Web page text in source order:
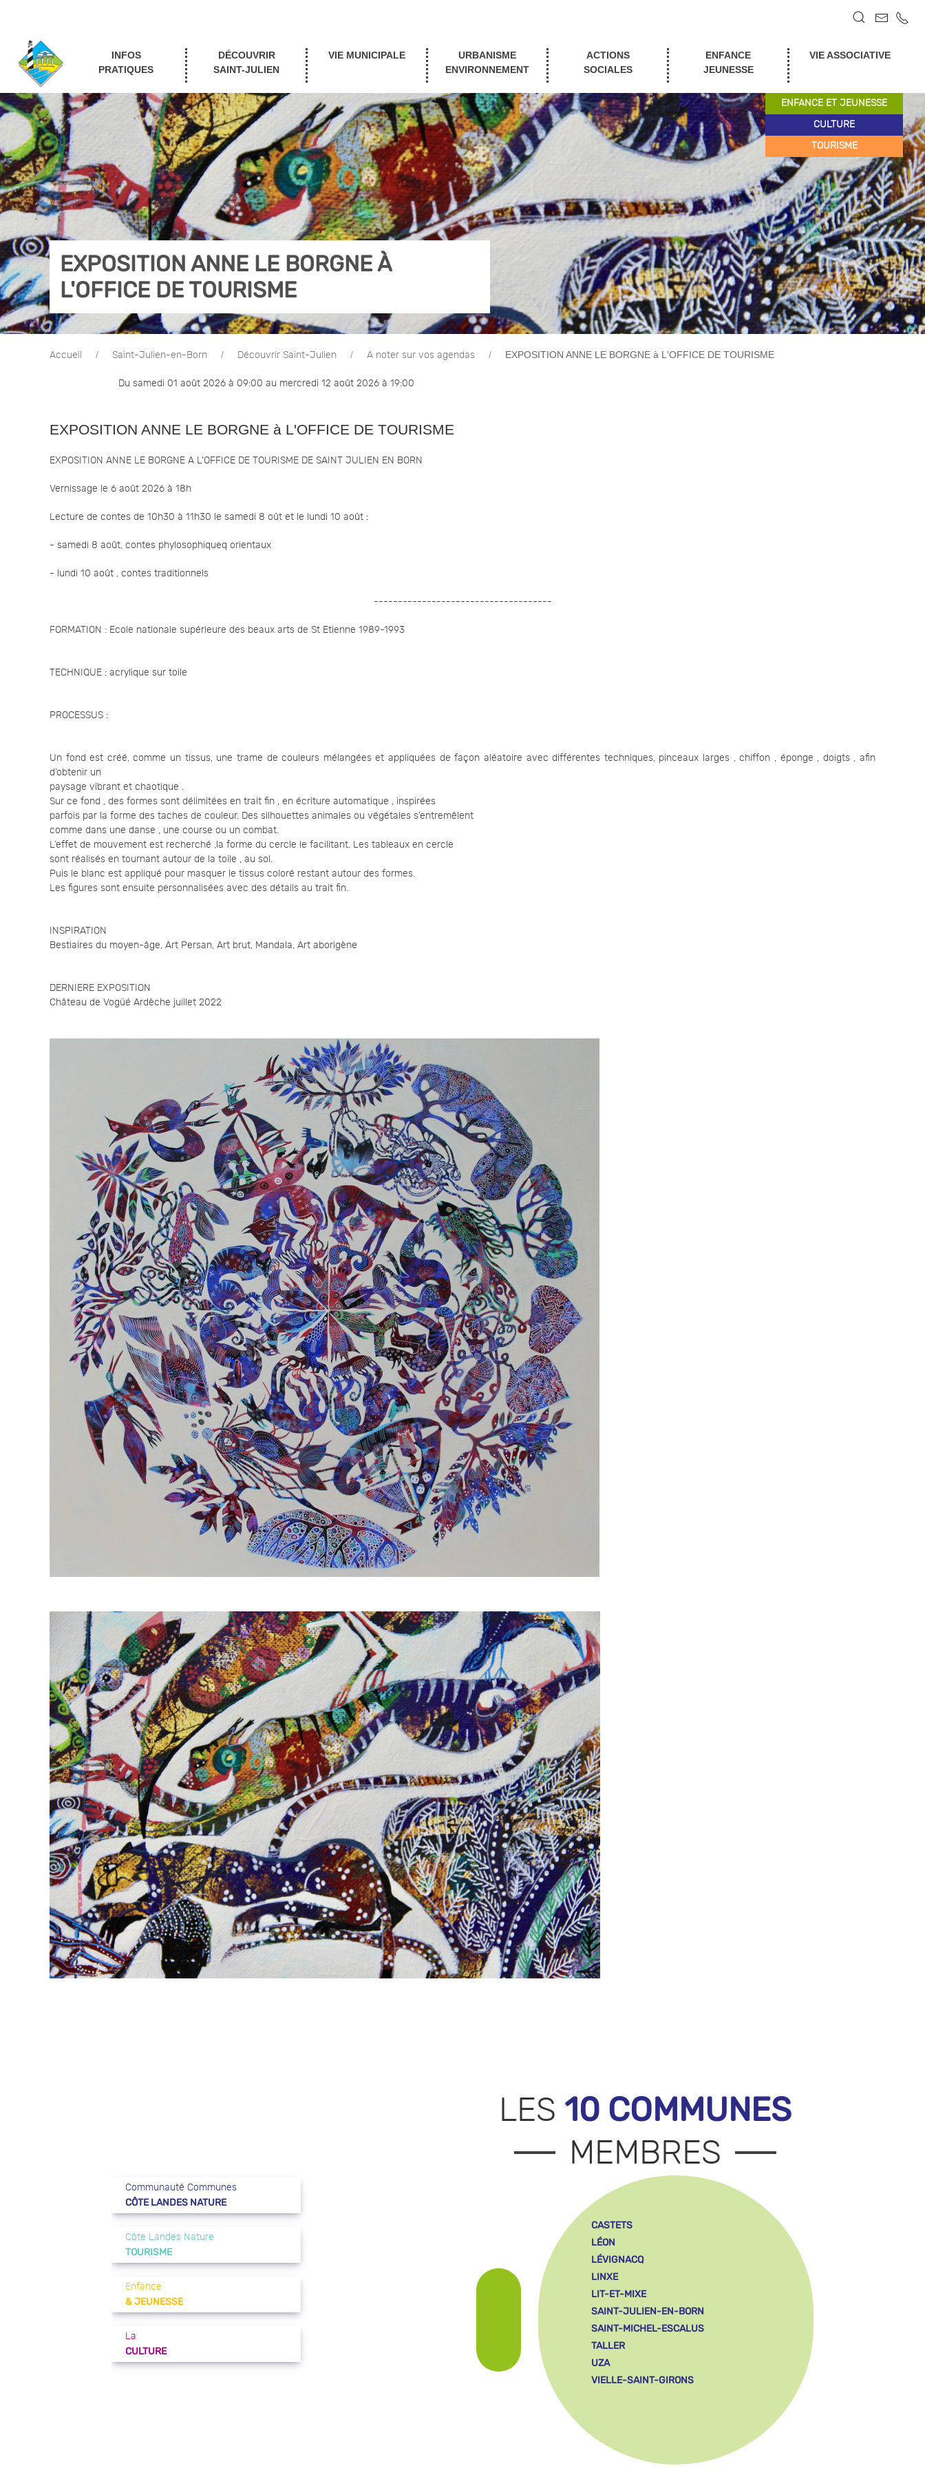
INFOS
PRATIQUES
DÉCOUVRIR
SAINT-JULIEN
VIE MUNICIPALE
URBANISME
ENVIRONNEMENT
ACTIONS
SOCIALES
ENFANCE
JEUNESSE
VIE ASSOCIATIVE
ENFANCE ET JEUNESSE
CULTURE
TOURISME
EXPOSITION ANNE LE BORGNE À
L'OFFICE DE TOURISME
Accueil Saint-Julien-en-Born Découvrir Saint-Julien A noter sur vos agendas EXPOSITION ANNE LE BORGNE à L'OFFICE DE TOURISME
Du samedi 01 août 2026 à 09:00 au mercredi 12 août 2026 à 19:00
EXPOSITION ANNE LE BORGNE à L'OFFICE DE TOURISME
EXPOSITION ANNE LE BORGNE A L'OFFICE DE TOURISME DE SAINT JULIEN EN BORN
Vernissage le 6 août 2026 à 18h
Lecture de contes de 10h30 à 11h30 le samedi 8 oût et le lundi 10 août :
- samedi 8 août, contes phylosophiqueq orientaux
- lundi 10 août , contes traditionnels
-------------------------------------
FORMATION : Ecole nationale supérieure des beaux arts de St Etienne 1989-1993
TECHNIQUE : acrylique sur toile
PROCESSUS :
Un fond est créé, comme un tissus, une trame de couleurs mélangées et appliquées de façon aléatoire avec différentes techniques, pinceaux larges , chiffon , éponge , doigts , afin
d’obtenir un
paysage vibrant et chaotique .
Sur ce fond , des formes sont délimitées en trait fin , en écriture automatique , inspirées
parfois par la forme des taches de couleur. Des silhouettes animales ou végétales s’entremêlent
comme dans une danse , une course ou un combat.
L’effet de mouvement est recherché ,la forme du cercle le facilitant. Les tableaux en cercle
sont réalisés en tournant autour de la toile , au sol.
Puis le blanc est appliqué pour masquer le tissus coloré restant autour des formes.
Les figures sont ensuite personnalisées avec des détails au trait fin.
INSPIRATION
Bestiaires du moyen-âge, Art Persan, Art brut, Mandala, Art aborigène
DERNIERE EXPOSITION
Château de Vogüé Ardèche juillet 2022
Communauté Communes
CÔTE LANDES NATURE
Côte Landes Nature
TOURISME
Enfance
& JEUNESSE
La
CULTURE
LES 10 COMMUNES
MEMBRES
CASTETS
LÉON
LÉVIGNACQ
LINXE
LIT-ET-MIXE
SAINT-JULIEN-EN-BORN
SAINT-MICHEL-ESCALUS
TALLER
UZA
VIELLE-SAINT-GIRONS